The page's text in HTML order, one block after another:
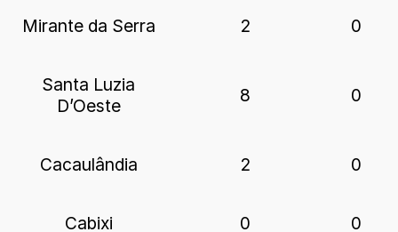
Mirante da Serra 2 0
Santa Luzia
D’Oeste
8 0
Cacaulândia 2 0
Cabixi 0 0